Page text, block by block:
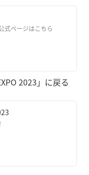
式ページはこちら
2023」に戻る